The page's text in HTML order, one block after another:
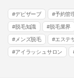
デピザーブ 予約管
脱毛知識 脱毛業界
メンズ脱毛 エステ
アイラッシュサロン